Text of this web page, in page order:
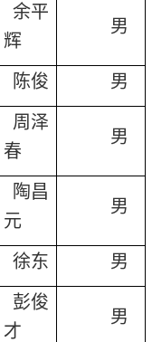
余平
辉
男
陈俊 男
周泽
春
男
陶昌
元
男
徐东 男
彭俊
才
男